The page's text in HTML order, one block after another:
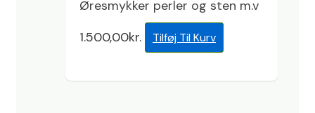
Øresmykker perler og sten m.v
1.500,00kr. Tilføj Til Kurv